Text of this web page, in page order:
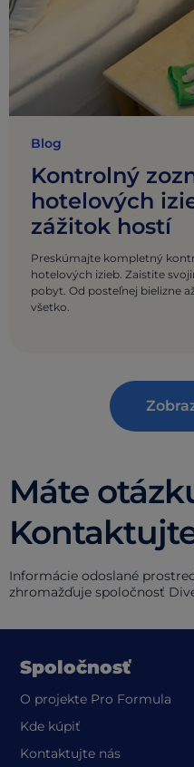
Blog
Kontrolný
hotelových
zážitok hostí
Preskúmajte kompletný
hotelových izieb. Zaistite
pobyt. Od posteľnej bielizne
všetko.
Máte
Informácie odoslané
zhromažďuje spoločnosť
Spoločnosť
O projekte Pro Formula
Kde kúpiť
Kontaktujte nás